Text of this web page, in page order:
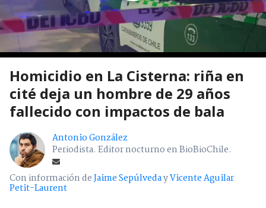
Homicidio en La Cisterna: riña en
cité deja un hombre de 29 años
fallecido con impactos de bala
Antonio González
Periodista. Editor nocturno en BioBioChile.
Con información deJaime SepúlvedayVicente Aguilar
Petit-Laurent